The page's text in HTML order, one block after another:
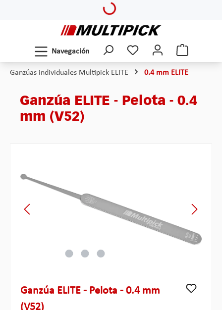
Loading...
Navegación
Ganzúas individuales Multipick ELITE 0.4 mm ELITE
Ganzúa ELITE - Pelota - 0.4
mm (V52)
Ganzúa ELITE - Pelota - 0.4 mm
(V52)